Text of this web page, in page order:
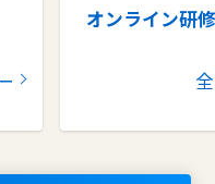
オンライン研
ム